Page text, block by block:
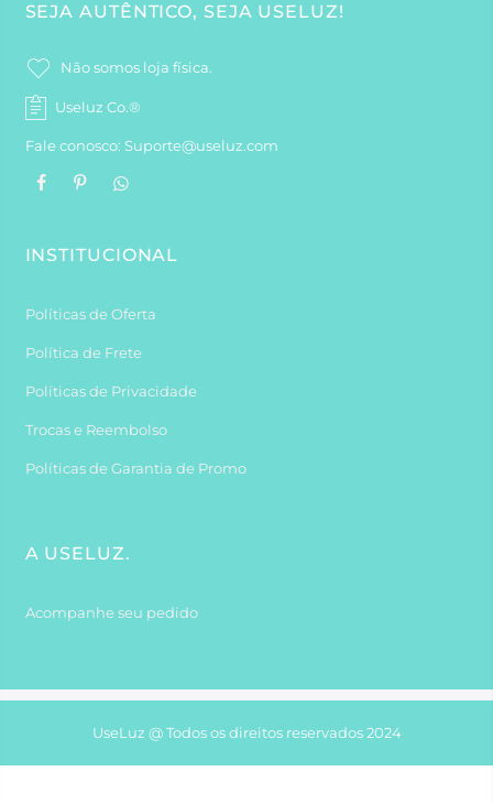
SEJA AUTÊNTICO, SEJA USELUZ!
Não somos loja física.
Useluz Co.®
Fale conosco: Suporte@useluz.com
INSTITUCIONAL
Políticas de Oferta
Política de Frete
Políticas de Privacidade
Trocas e Reembolso
Políticas de Garantia de Promo
A USELUZ.
Acompanhe seu pedido
UseLuz @ Todos os direitos reservados 2024